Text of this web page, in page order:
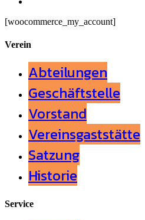
[woocommerce_my_account]
Verein
Abteilungen
Geschäftstelle
Vorstand
Vereinsgaststätte
Satzung
Historie
Service